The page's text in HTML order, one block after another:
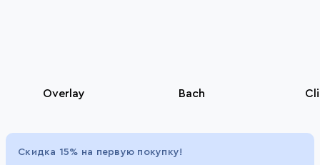
Overlay Bach
Скидка 15% на первую покупку!